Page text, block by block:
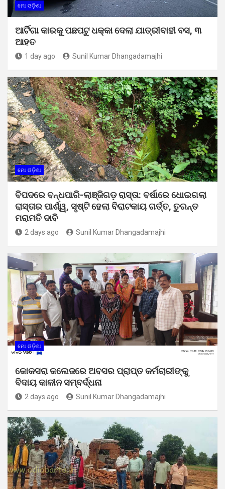
ମୋ ଓଡ଼ିଶା
ଆର୍ଟିଗା କାରକୁ ପଛପଟୁ ଧକ୍କା ଦେଲା ଯାତ୍ରୀବାହୀ ବସ, ୩
ଆହତ
1 day ago Sunil Kumar Dhangadamajhi
ମୋ ଓଡ଼ିଶା
ବିପଦରେ ବନ୍ଧପାରି-ଲାଞ୍ଜିଗଡ଼ ରାସ୍ତା: ବର୍ଷାରେ ଧୋଇଗଲା
ରାସ୍ତାର ପାର୍ଶ୍ୱ, ସୃଷ୍ଟି ହେଲା ବିରାଟକାୟ ଗର୍ତ୍ତ, ତୁରନ୍ତ
ମରାମତି ଦାବି
2 days ago Sunil Kumar Dhangadamajhi
ମୋ ଓଡ଼ିଶା
କୋକସରା କଲେଜରେ ଅବସର ପ୍ରାପ୍ତ କର୍ମଚାରୀଙ୍କୁ
ବିଦାୟ କାଳୀନ ସମ୍ବର୍ଦ୍ଧନା
2 days ago Sunil Kumar Dhangadamajhi